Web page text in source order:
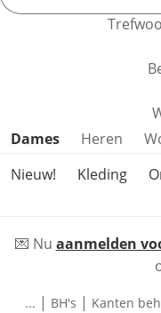
Productcategorieën
Dames Heren
Nieuw!
Kleding
💌 Nu aanmelden
... | BH's | Kanten